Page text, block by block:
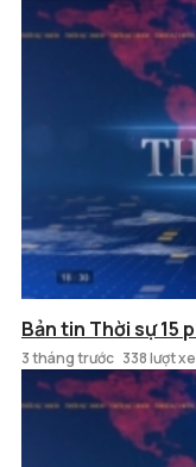
Bản tin Thời sự 15
3 tháng trước 338 lượt